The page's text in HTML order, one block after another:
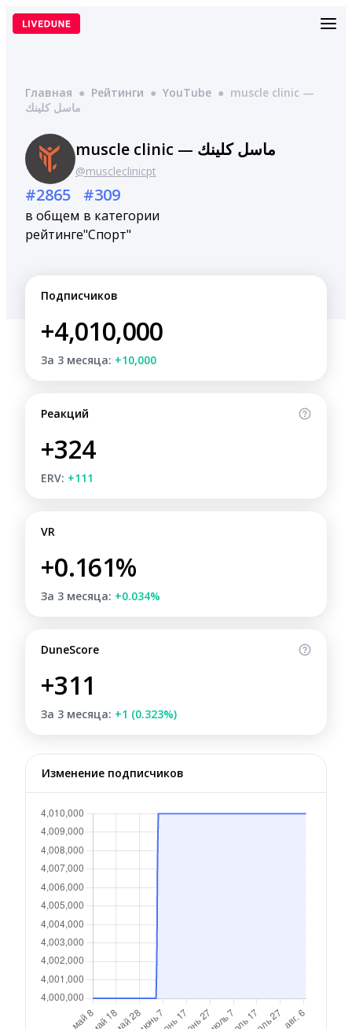
Перейти
Главная ● Рейтинги ● YouTube ● muscle clinic —
ماسل كلينك
muscle clinic — ماسل كلينك
@muscleclinicpt
#2865
в общем
рейтинге
#309
в категории
"Спорт"
Подписчиков
+4,010,000
За 3 месяца: +10,000
Реакций
+324
ERV: +111
VR
+0.161%
За 3 месяца: +0.034%
DuneScore
+311
За 3 месяца: +1 (0.323%)
Изменение подписчиков